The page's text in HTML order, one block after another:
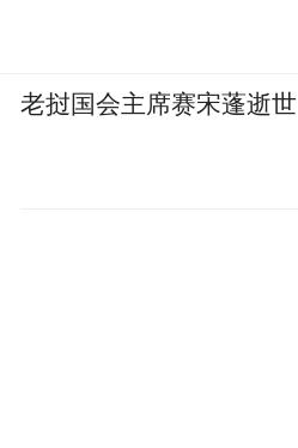
老挝国会主席赛宋蓬逝世